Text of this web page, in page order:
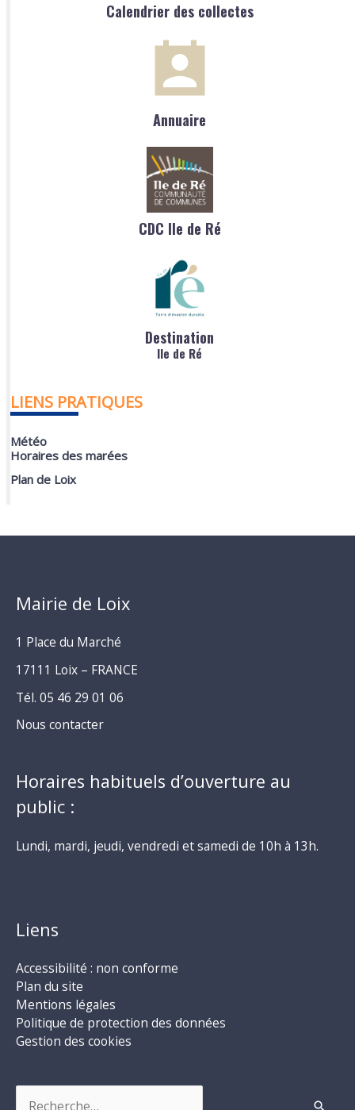
Calendrier des collectes
Annuaire
CDC Ile de Ré
Destination
Ile de Ré
LIENS PRATIQUES
Météo
Horaires des marées
Plan de Loix
Mairie de Loix
1 Place du Marché
17111 Loix – FRANCE
Tél. 05 46 29 01 06
Nous contacter
Horaires habituels d’ouverture au
public :
Lundi, mardi, jeudi, vendredi et samedi de 10h à 13h.
Liens
Accessibilité : non conforme
Plan du site
Mentions légales
Politique de protection des données
Gestion des cookies